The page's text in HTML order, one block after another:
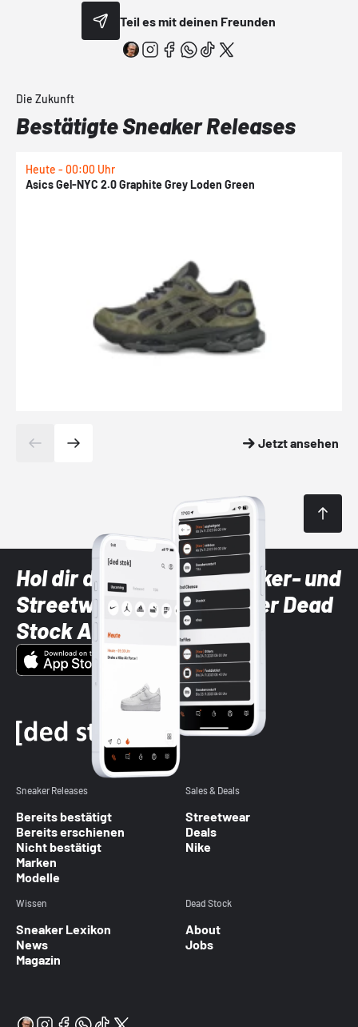
Teil es mit deinen Freunden
Die Zukunft
Bestätigte Sneaker Releases
Heute - 00:00 Uhr
Asics Gel-NYC 2.0 Graphite Grey Loden Green
Jetzt ansehen
Hol dir die neuesten Sneaker- und
Streetwear-Brands mit der Dead
Stock App
Sneaker Releases
Bereits bestätigt
Bereits erschienen
Nicht bestätigt
Marken
Modelle
Sales & Deals
Streetwear
Deals
Nike
Wissen
Sneaker Lexikon
News
Magazin
Dead Stock
About
Jobs